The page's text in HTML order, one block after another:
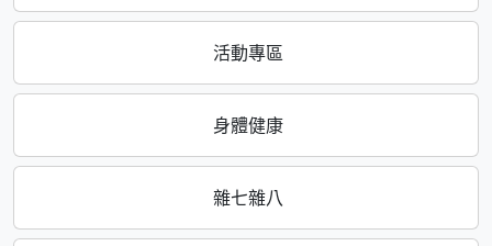
活動專區
身體健康
雜七雜八